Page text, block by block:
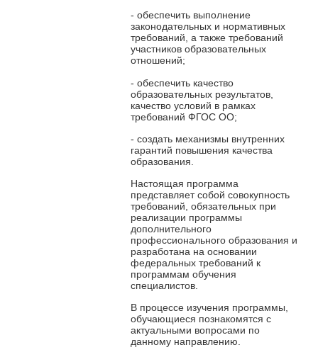
- обеспечить выполнение
законодательных и нормативных
требований, а также требований
участников образовательных
отношений;
- обеспечить качество
образовательных результатов,
качество условий в рамках
требований ФГОС ОО;
- создать механизмы внутренних
гарантий повышения качества
образования.
Настоящая программа
представляет собой совокупность
требований, обязательных при
реализации программы
дополнительного
профессионального образования и
разработана на основании
федеральных требований к
программам обучения
специалистов.
В процессе изучения программы,
обучающиеся познакомятся с
актуальными вопросами по
данному направлению.